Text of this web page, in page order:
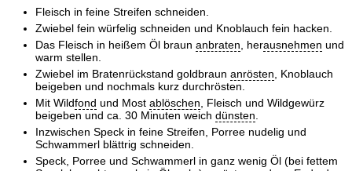
Fleisch in feine Streifen schneiden.
Zwiebel fein würfelig schneiden und Knoblauch fein hacken.
Das Fleisch in heißem Öl braun anbraten , herausnehmen und
warm stellen.
Zwiebel im Bratenrückstand goldbraun anrösten , Knoblauch
beigeben und nochmals kurz durchrösten.
Mit Wildfond und Most ablöschen , Fleisch und Wildgewürz
beigeben und ca. 30 Minuten weich dünsten
Inzwischen Speck in feine Streifen, Porree nudelig und
Schwammerl blättrig schneiden.
Speck, Porree und Schwammerl in ganz wenig Öl (bei fettem